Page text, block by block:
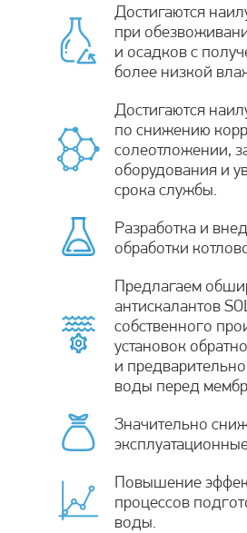
Достигаются
при
и осадков с
более низкой
Достигаются
по снижению
солеотложении,
оборудования и
срока службы.
Разработка и
обработки
Предлагаем
антискалантов
собственного
установок
и
воды перед
Значительно
Повышение
процессов
воды.